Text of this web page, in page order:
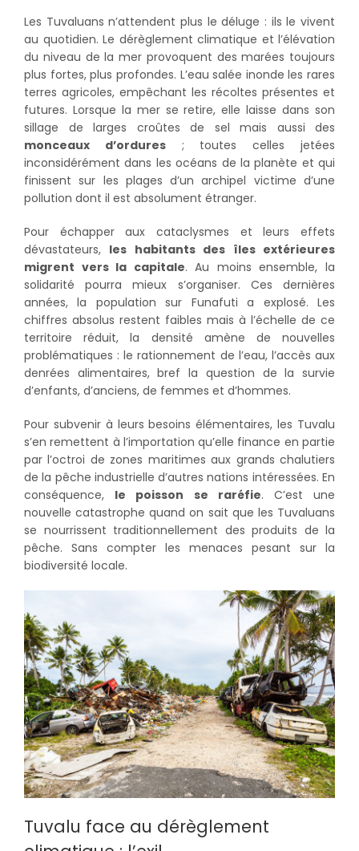
Les Tuvaluans n’attendent plus le déluge : ils le vivent
au quotidien. Le dérèglement climatique et l’élévation
du niveau de la mer provoquent des marées toujours
plus fortes, plus profondes. L’eau salée inonde les rares
terres agricoles, empêchant les récoltes présentes et
futures. Lorsque la mer se retire, elle laisse dans son
sillage de larges croûtes de sel mais aussi des
monceaux d’ordures; toutes celles jetées
inconsidérément dans les océans de la planète et qui
finissent sur les plages d’un archipel victime d’une
pollution dont il est absolument étranger.
Pour échapper aux cataclysmes et leurs effets
dévastateurs, les habitants des îles extérieures
migrent vers la capitale. Au moins ensemble, la
solidarité pourra mieux s’organiser. Ces dernières
années, la population sur Funafuti a explosé. Les
chiffres absolus restent faibles mais à l’échelle de ce
territoire réduit, la densité amène de nouvelles
problématiques : le rationnement de l’eau, l’accès aux
denrées alimentaires, bref la question de la survie
d’enfants, d’anciens, de femmes et d’hommes.
Pour subvenir à leurs besoins élémentaires, les Tuvalu
s’en remettent à l’importation qu’elle finance en partie
par l’octroi de zones maritimes aux grands chalutiers
de la pêche industrielle d’autres nations intéressées. En
conséquence, le poisson se raréfie. C’est une
nouvelle catastrophe quand on sait que les Tuvaluans
se nourrissent traditionnellement des produits de la
pêche. Sans compter les menaces pesant sur la
biodiversité locale.
Tuvalu face au dérèglement